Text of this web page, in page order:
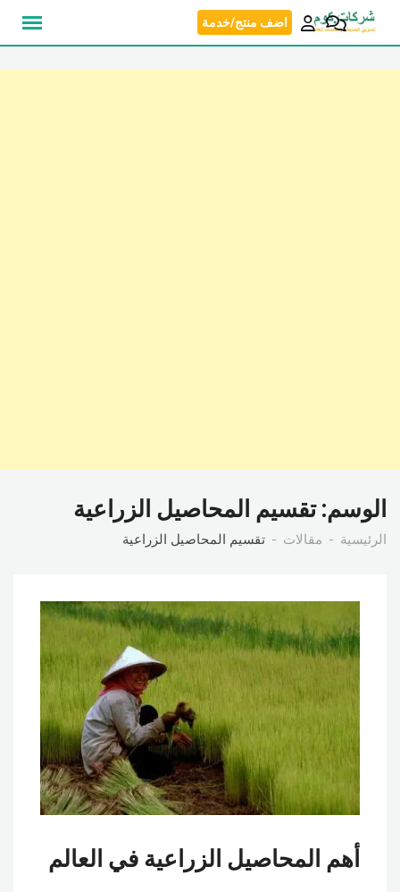
انتقل
اضف منتج/خدمة
الوسم:تقسيم المحاصيل الزراعية
الرئيسية مقالات تقسيم المحاصيل الزراعية
أهم المحاصيل الزراعية في العالم